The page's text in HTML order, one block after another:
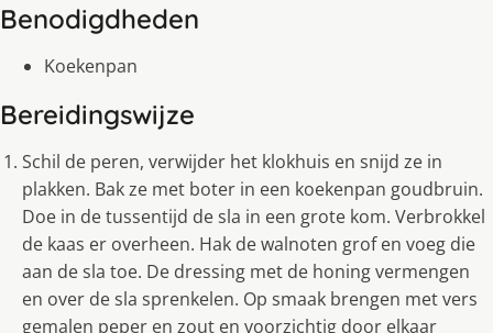
Benodigdheden
Koekenpan
Bereidingswijze
Schil de peren, verwijder het klokhuis en snijd ze in
plakken. Bak ze met boter in een koekenpan goudbruin.
Doe in de tussentijd de sla in een grote kom. Verbrokkel
de kaas er overheen. Hak de walnoten grof en voeg die
aan de sla toe. De dressing met de honing vermengen
en over de sla sprenkelen. Op smaak brengen met vers
gemalen peper en zout en voorzichtig door elkaar